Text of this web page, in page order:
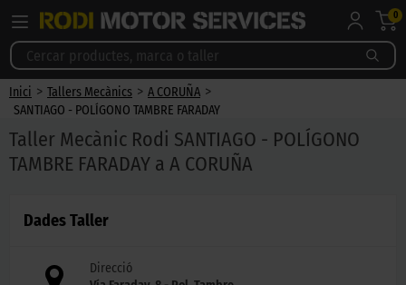
0
Inici > Tallers Mecànics > A CORUÑA >
SANTIAGO - POLÍGONO TAMBRE FARADAY
Taller Mecànic Rodi SANTIAGO - POLÍGONO
TAMBRE FARADAY a A CORUÑA
Dades Taller
Direcció